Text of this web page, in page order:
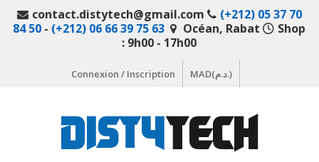
contact.distytech@gmail.com
(+212) 05 37 70
84 50 - (+212) 06 66 39 75 63 Océan, Rabat
Shop
: 9h00 - 17h00
Connexion / Inscription MAD(د.م.)